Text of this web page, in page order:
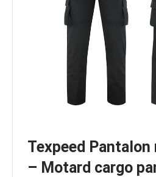
Texpeed
– Motard cargo